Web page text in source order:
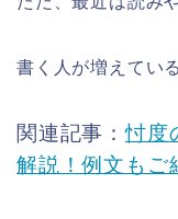
書く人が増えてい
関連記事：忖度
解説！例文もご